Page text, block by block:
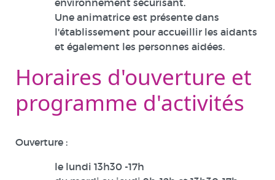
Une animatrice est présente dans
l'établissement pour accueillir les aidants
et également les personnes aidées.
Horaires d'ouverture et
programme d'activités
Ouverture :
le lundi 13h30 -17h